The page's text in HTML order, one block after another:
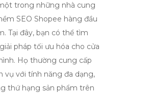
trong những nhà cung
SEO Shopee hàng đầu
Tại đây, bạn có thể tìm
pháp tối ưu hóa cho cửa
Họ thường cung cấp
vụ với tính năng đa dạng,
thứ hạng sản phẩm trên